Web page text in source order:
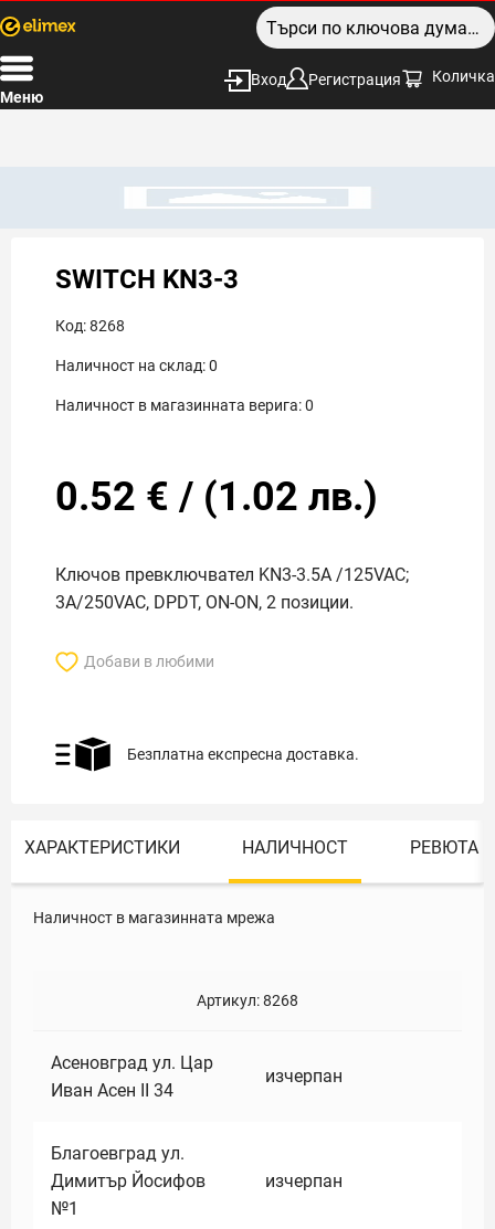
Меню
Вход Регистрация Количка
SWITCH KN3-3
Код:8268
Наличност на склад:0
Наличност в магазинната верига:0
0.52 € / (1.02 лв.)
Ключов превключвател KN3-3.5A /125VAC;
3A/250VAC, DPDT, ON-ON, 2 позиции.
Добави в любими
Безплатна експресна доставка.
ХАРАКТЕРИСТИКИ НАЛИЧНОСТ РЕВЮТА
Наличност в магазинната мрежа
Артикул:8268
Асеновград ул. Цар
Иван Асен II 34
изчерпан
Благоевград ул.
Димитър Йосифов
№1
изчерпан